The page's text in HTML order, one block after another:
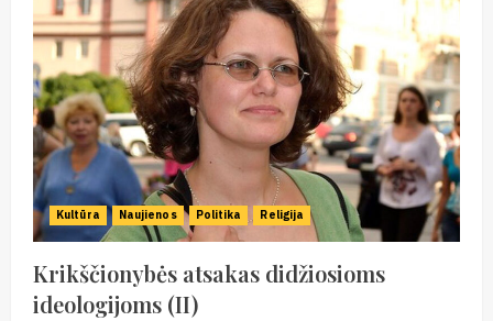
Kultūra Naujienos Politika Religija
Krikščionybės atsakas didžiosioms
ideologijoms (II)